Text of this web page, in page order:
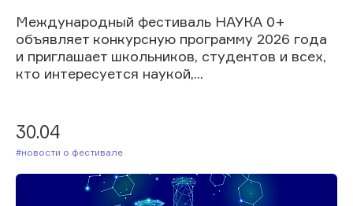
Международный фестиваль НАУКА 0+
объявляет конкурсную программу 2026 года
и приглашает школьников, студентов и всех,
кто интересуется наукой,...
30.04
#Новости о фестивале